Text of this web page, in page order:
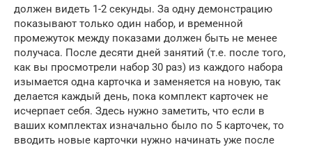
должен видеть 1-2 секунды. За одну демонстрацию
показывают только один набор, и временной
промежуток между показами должен быть не менее
получаса. После десяти дней занятий (т.е. после того,
как вы просмотрели набор 30 раз) из каждого набора
изымается одна карточка и заменяется на новую, так
делается каждый день, пока комплект карточек не
исчерпает себя. Здесь нужно заметить, что если в
ваших комплектах изначально было по 5 карточек, то
вводить новые карточки нужно начинать уже после